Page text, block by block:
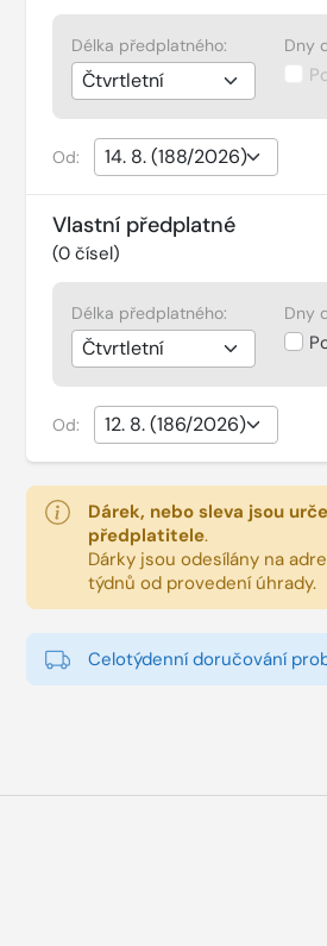
Délka předplatného: Dny
Od:
Vlastní předplatné
(0čísel)
Délka předplatného: Dny
Od:
Dárek, nebo sleva jsou
předplatitele.
Dárky jsou odesílány na
týdnů od provedení úhrady.
Celotýdenní doručování